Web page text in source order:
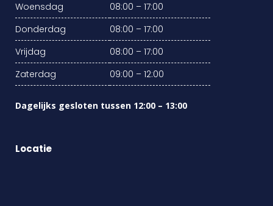
Woensdag
08:00 – 17:00
Donderdag
08:00 – 17:00
Vrijdag
08:00 – 17:00
Zaterdag
09:00 – 12:00
Dagelijks gesloten tussen 12:00 – 13:00
Locatie